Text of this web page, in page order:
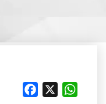
Facebook